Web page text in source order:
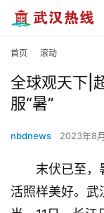
首页 滚动
全球观天下|
服“暑”
nbdnews 2023年8
末伏已至，
活照样美好。武